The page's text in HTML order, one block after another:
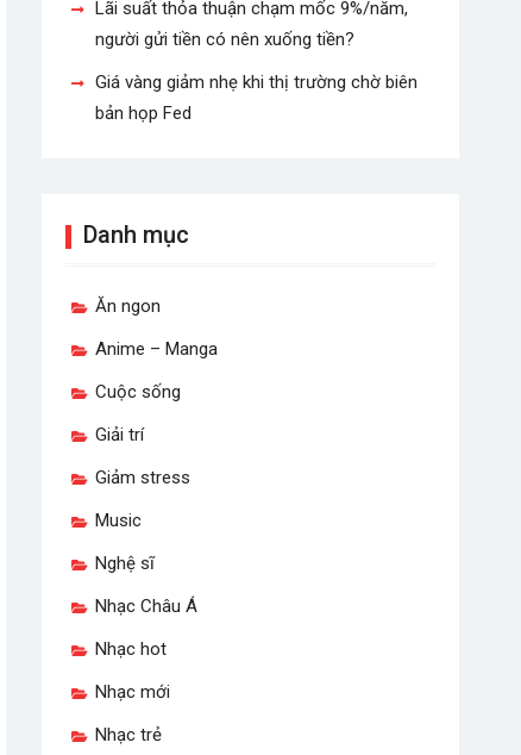
Lãi suất thỏa thuận chạm mốc 9%/năm,
người gửi tiền có nên xuống tiền?
Giá vàng giảm nhẹ khi thị trường chờ biên
bản họp Fed
Danh mục
Ăn ngon
Anime – Manga
Cuộc sống
Giải trí
Giảm stress
Music
Nghệ sĩ
Nhạc Châu Á
Nhạc hot
Nhạc mới
Nhạc trẻ